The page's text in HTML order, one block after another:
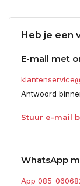
Heb je een
E-mail met
Antwoord
Stuur e-mail
WhatsApp
App 085-